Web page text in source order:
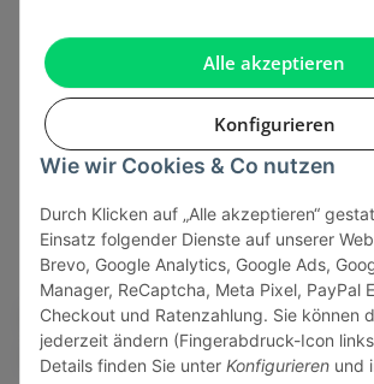
Alle akzeptieren
Konfigurieren
Wie wir Cookies & Co nutzen
Durch Klicken auf „Alle akzeptieren“
Einsatz folgender Dienste auf unserer
Brevo, Google Analytics, Google Ads,
Manager, ReCaptcha, Meta Pixel, PayPal
Checkout und Ratenzahlung. Sie können
jederzeit ändern (Fingerabdruck-Icon
Details finden Sie unter Konfigurieren und
Gesetzliche Informationen
Sicher bezahlen via: